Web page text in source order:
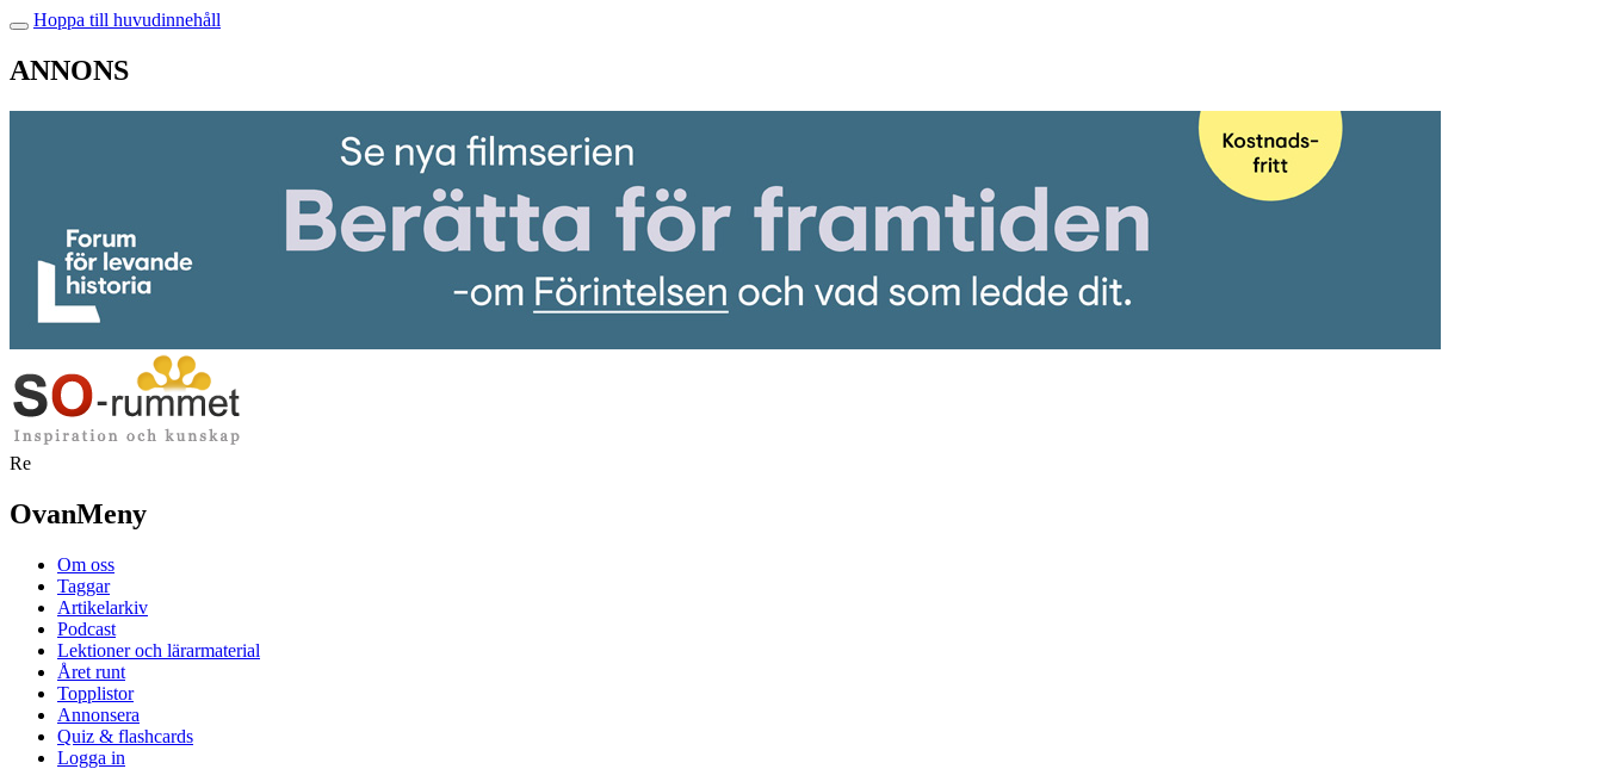
Hoppa till huvudinnehåll
ANNONS
Re
OvanMeny
Om oss
Taggar
Artikelarkiv
Podcast
Lektioner och lärarmaterial
Året runt
Topplistor
Annonsera
Quiz & flashcards
Logga in